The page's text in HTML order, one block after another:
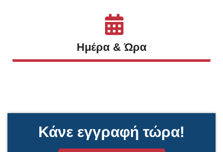
Ημέρα & Ώρα
Κάνε εγγραφή τώρα!